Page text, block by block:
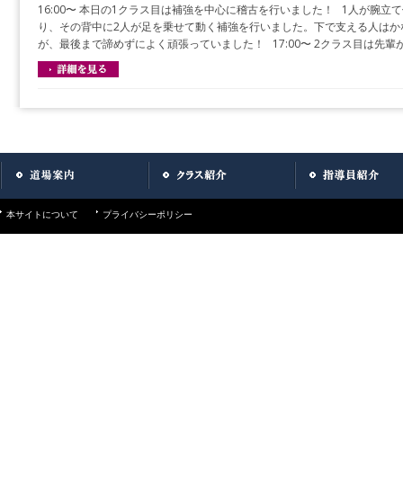
16:00〜 本日の1クラス目は補強を中心に稽古を行いました！ 1人が腕立
り、その背中に2人が足を乗せて動く補強を行いました。下で支える人は
が、最後まで諦めずによく頑張っていました！ 17:00〜 2クラス目は先輩
本サイトについて プライバシーポリシー